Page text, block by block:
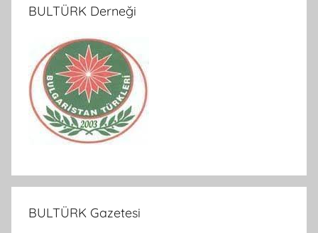
BULTÜRK Derneği
BULTÜRK Gazetesi